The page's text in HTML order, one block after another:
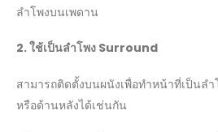
ลำโพงบนเพดาน
2. ใช้เป็นลำโพง Surround
สามารถติดตั้งบนผนังเพื่อทำหน้าที่เป็นล
หรือด้านหลังได้เช่นกัน